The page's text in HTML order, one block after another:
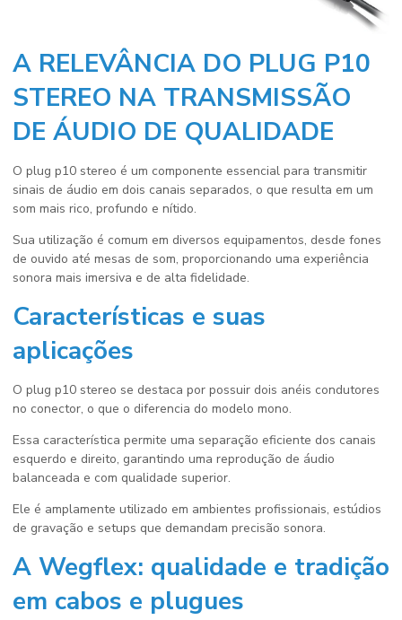
A RELEVÂNCIA DO PLUG P10
STEREO NA TRANSMISSÃO
DE ÁUDIO DE QUALIDADE
O plug p10 stereo é um componente essencial para transmitir
sinais de áudio em dois canais separados, o que resulta em um
som mais rico, profundo e nítido.
Sua utilização é comum em diversos equipamentos, desde fones
de ouvido até mesas de som, proporcionando uma experiência
sonora mais imersiva e de alta fidelidade.
Características e suas
aplicações
O plug p10 stereo se destaca por possuir dois anéis condutores
no conector, o que o diferencia do modelo mono.
Essa característica permite uma separação eficiente dos canais
esquerdo e direito, garantindo uma reprodução de áudio
balanceada e com qualidade superior.
Ele é amplamente utilizado em ambientes profissionais, estúdios
de gravação e setups que demandam precisão sonora.
A Wegflex: qualidade e tradição
em cabos e plugues